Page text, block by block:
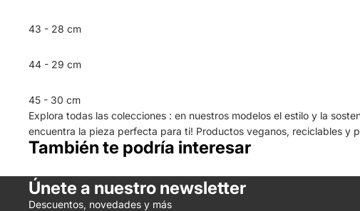
43 - 28 cm
44 - 29 cm
45 - 30 cm
Explora todas las colecciones : en nuestros modelos el estilo y la
encuentra la pieza perfecta para ti! Productos veganos, reciclables y
También te podría interesar
Únete a nuestro newsletter
Descuentos, novedades y más